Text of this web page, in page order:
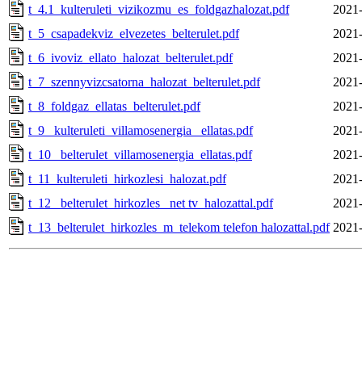
t_4.1_kulteruleti_vizikozmu_es_foldgazhalozat.pdf
t_5_csapadekviz_elvezetes_belterulet.pdf
t_6_ivoviz_ellato_halozat_belterulet.pdf
t_7_szennyvizcsatorna_halozat_belterulet.pdf
t_8_foldgaz_ellatas_belterulet.pdf
t_9_ kulteruleti_villamosenergia_ ellatas.pdf
t_10_ belterulet_villamosenergia_ellatas.pdf
t_11_kulteruleti_hirkozlesi_halozat.pdf
t_12_ belterulet_hirkozles_ net tv_halozattal.pdf
t_13_belterulet_hirkozles_m_telekom telefon halozattal.pdf